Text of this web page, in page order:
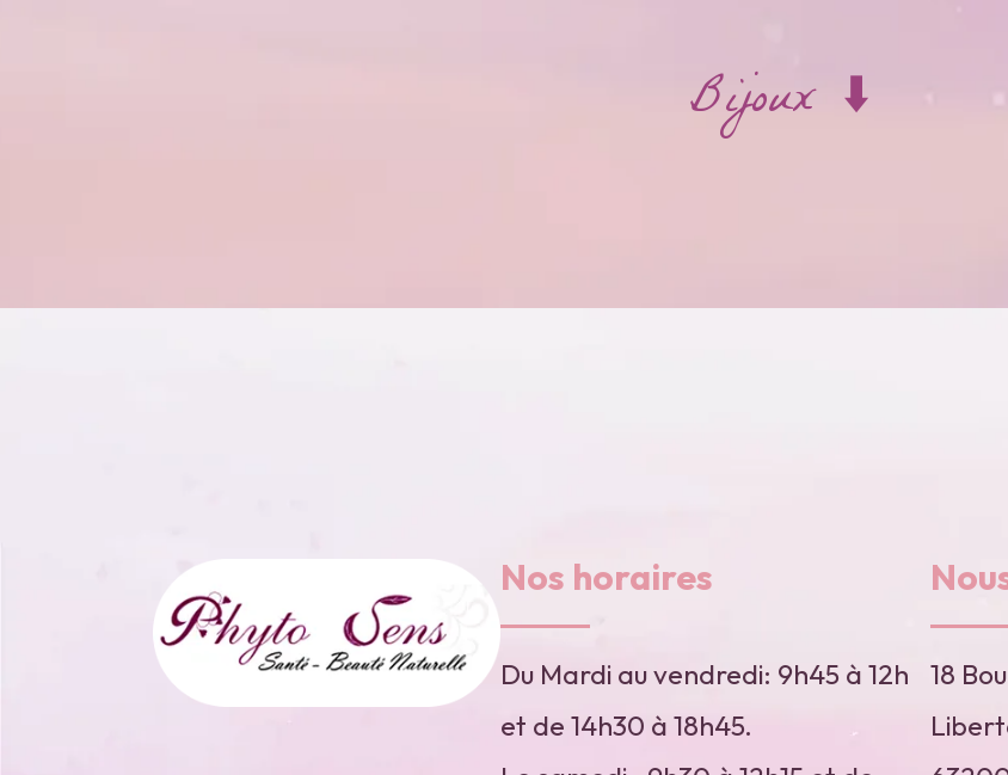
Bijoux ⬇️
Nos horaires
Du Mardi au vendredi: 9h45 à 12h
et de 14h30 à 18h45.
18